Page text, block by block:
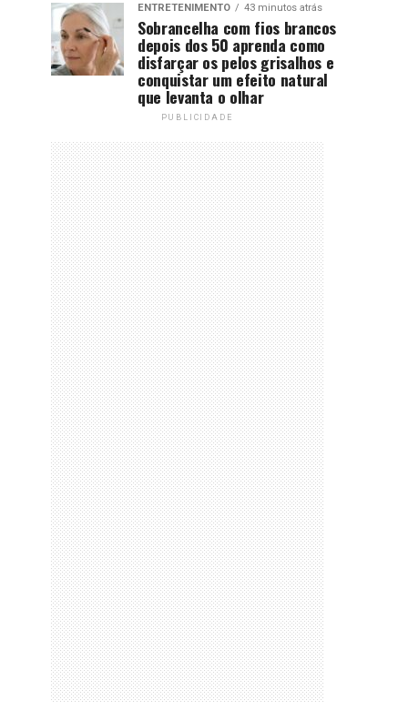
ENTRETENIMENTO 43 minutos atrás
Sobrancelha com fios brancos
depois dos 50 aprenda como
disfarçar os pelos grisalhos e
conquistar um efeito natural
que levanta o olhar
PUBLICIDADE